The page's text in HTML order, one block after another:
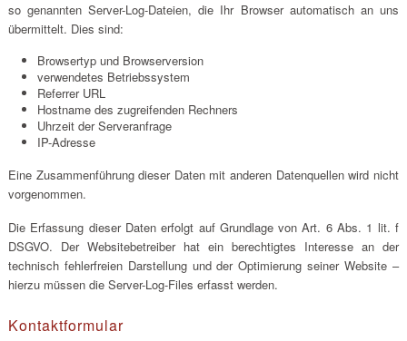
so genannten Server-Log-Dateien, die Ihr Browser automatisch an uns
übermittelt. Dies sind:
Browsertyp und Browserversion
verwendetes Betriebssystem
Referrer URL
Hostname des zugreifenden Rechners
Uhrzeit der Serveranfrage
IP-Adresse
Eine Zusammenführung dieser Daten mit anderen Datenquellen wird nicht
vorgenommen.
Die Erfassung dieser Daten erfolgt auf Grundlage von Art. 6 Abs. 1 lit. f
DSGVO. Der Websitebetreiber hat ein berechtigtes Interesse an der
technisch fehlerfreien Darstellung und der Optimierung seiner Website –
hierzu müssen die Server-Log-Files erfasst werden.
Kontaktformular